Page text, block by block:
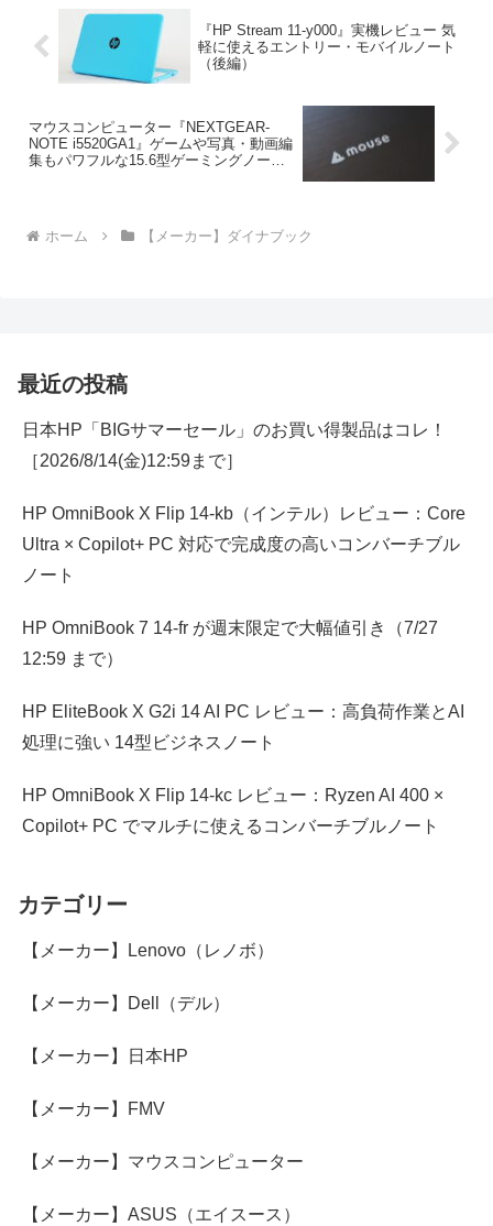
『HP Stream 11-y000』実機レビュー 気
軽に使えるエントリー・モバイルノート
（後編）
マウスコンピューター『NEXTGEAR-
NOTE i5520GA1』ゲームや写真・動画編
集もパワフルな15.6型ゲーミングノート
ホーム 【メーカー】ダイナブック
最近の投稿
日本HP「BIGサマーセール」のお買い得製品はコレ！
［2026/8/14(金)12:59まで］
HP OmniBook X Flip 14-kb（インテル）レビュー：Core
Ultra × Copilot+ PC 対応で完成度の高いコンバーチブル
ノート
HP OmniBook 7 14-fr が週末限定で大幅値引き（7/27
12:59 まで）
HP EliteBook X G2i 14 AI PC レビュー：高負荷作業とAI
処理に強い 14型ビジネスノート
HP OmniBook X Flip 14-kc レビュー：Ryzen AI 400 ×
Copilot+ PC でマルチに使えるコンバーチブルノート
カテゴリー
【メーカー】Lenovo（レノボ）
【メーカー】Dell（デル）
【メーカー】日本HP
【メーカー】FMV
【メーカー】マウスコンピューター
【メーカー】ASUS（エイスース）